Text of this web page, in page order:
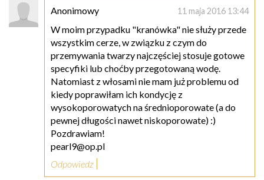
Anonimowy 11 maja 2016 13:44
W moim przypadku "kranówka" nie służy przede
wszystkim cerze, w związku z czym do
przemywania twarzy najczęściej stosuje gotowe
specyfiki lub choćby przegotowaną wodę.
Natomiast z włosami nie mam już problemu od
kiedy poprawiłam ich kondycję z
wysokoporowatych na średnioporowate (a do
pewnej długości nawet niskoporowate) :)
Pozdrawiam!
pearl9@op.pl
Odpowiedz